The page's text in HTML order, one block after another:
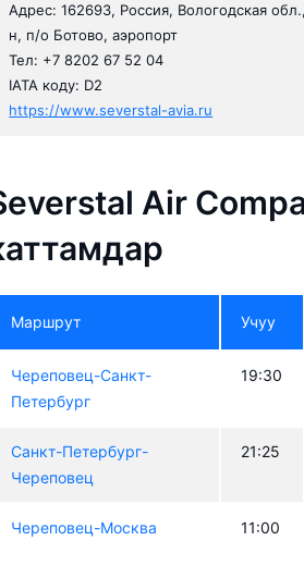
Адрес: 162693, Россия, Вологодская
н, п/о Ботово, аэропорт
Тел: +7 8202 67 52 04
IATA коду: D2
https://www.severstal-avia.ru
Air
Маршрут Учуу
Череповец-Санкт-
Петербург
19:30
Санкт-Петербург-
Череповец
21:25
Череповец-Москва 11:00